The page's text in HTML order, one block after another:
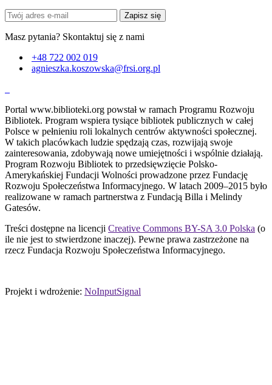
Zapisz się
Masz pytania? Skontaktuj się z nami
+48 722 002 019
agnieszka.koszowska@frsi.org.pl
Portal www.biblioteki.org powstał w ramach Programu Rozwoju
Bibliotek. Program wspiera tysiące bibliotek publicznych w całej
Polsce w pełnieniu roli lokalnych centrów aktywności społecznej.
W takich placówkach ludzie spędzają czas, rozwijają swoje
zainteresowania, zdobywają nowe umiejętności i wspólnie działają.
Program Rozwoju Bibliotek to przedsięwzięcie Polsko-
Amerykańskiej Fundacji Wolności prowadzone przez Fundację
Rozwoju Społeczeństwa Informacyjnego. W latach 2009–2015 było
realizowane w ramach partnerstwa z Fundacją Billa i Melindy
Gatesów.
Treści dostępne na licencji Creative Commons BY-SA 3.0 Polska (o
ile nie jest to stwierdzone inaczej). Pewne prawa zastrzeżone na
rzecz Fundacja Rozwoju Społeczeństwa Informacyjnego.
Projekt i wdrożenie: NoInputSignal